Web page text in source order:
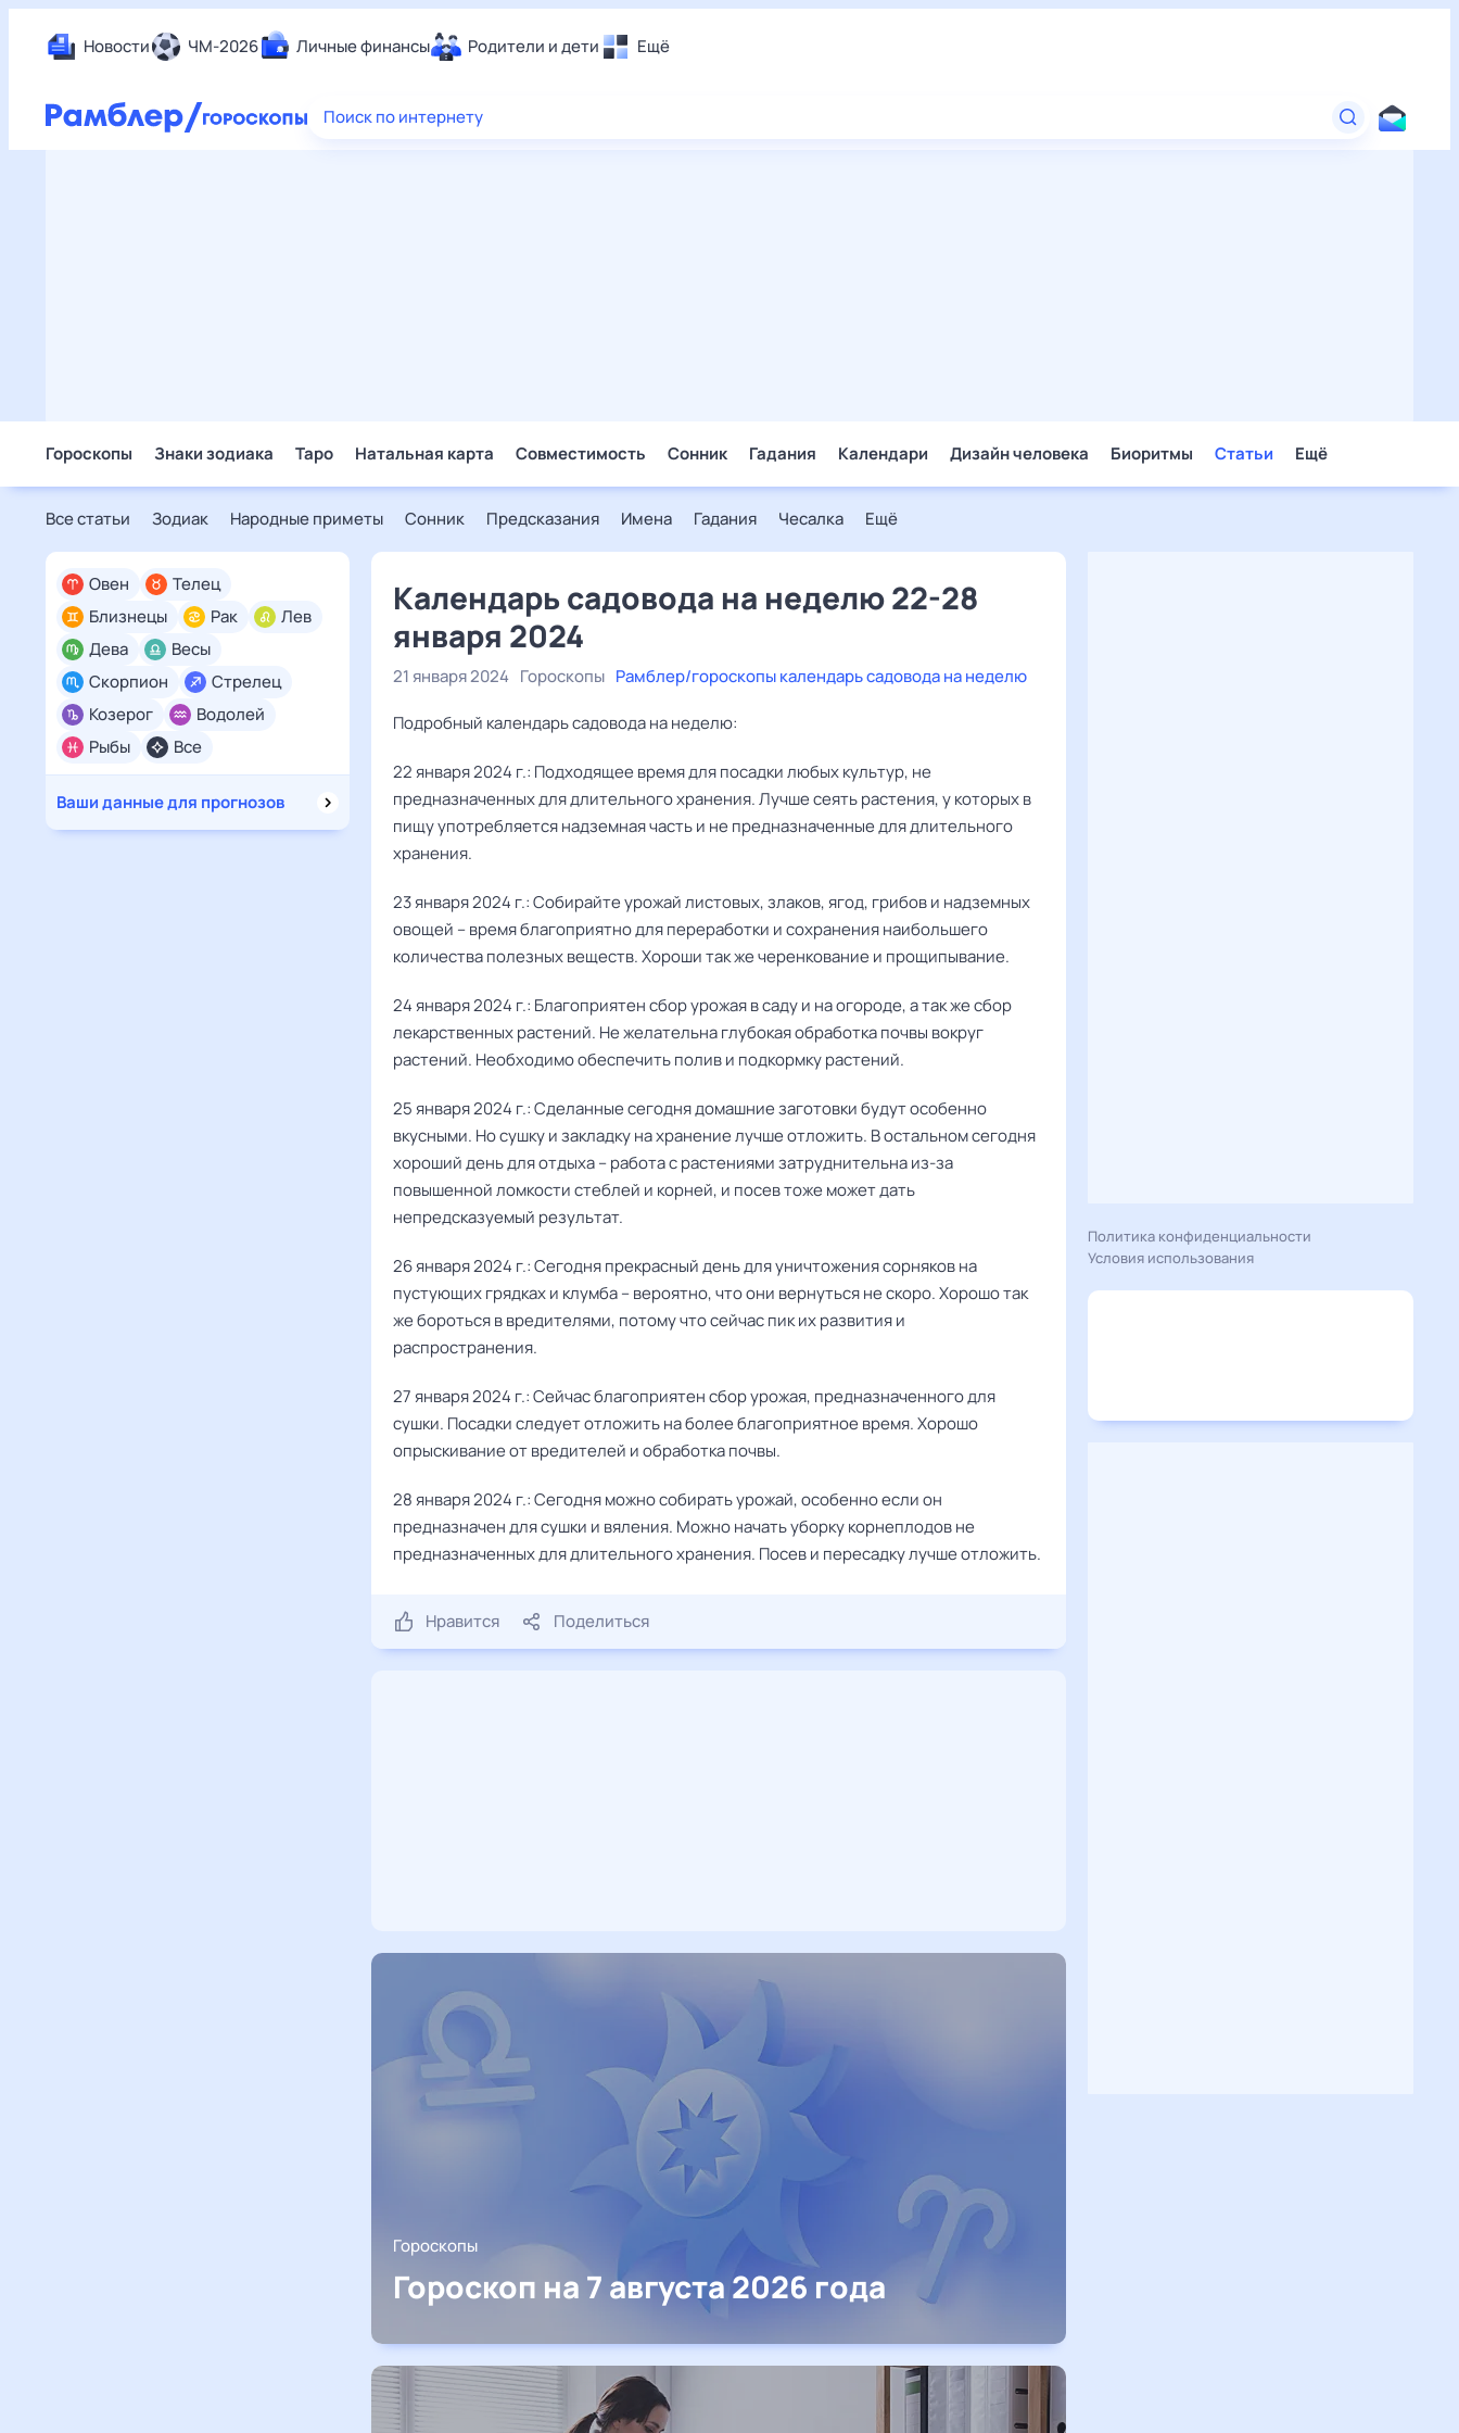
Новости ЧМ-2026 Личные финансы Родители и дети Ещё
Еда
Поиск по интернету
Гороскопы Знаки зодиака Таро Натальная карта Совместимость Сонник Гадания Календари Дизайн человека Биоритмы Статьи Ещё
Все статьи Зодиак Народные приметы Сонник Предсказания Имена Гадания Чесалка Ещё
Все
Овен
Телец
Близнецы
Рак
Лев
Дева
Весы
Скорпион
Стрелец
Козерог
Водолей
Рыбы
Ваши данные для прогнозов
Календарь садовода на неделю 22-28
января 2024
21 января 2024 Гороскопы Рамблер/гороскопы календарь садовода на неделю
Подробный календарь садовода на неделю:
22 января 2024 г.: Подходящее время для посадки любых культур, не
предназначенных для длительного хранения. Лучше сеять растения, у которых в
пищу употребляется надземная часть и не предназначенные для длительного
хранения.
23 января 2024 г.: Собирайте урожай листовых, злаков, ягод, грибов и надземных
овощей – время благоприятно для переработки и сохранения наибольшего
количества полезных веществ. Хороши так же черенкование и прощипывание.
24 января 2024 г.: Благоприятен сбор урожая в саду и на огороде, а так же сбор
лекарственных растений. Не желательна глубокая обработка почвы вокруг
растений. Необходимо обеспечить полив и подкормку растений.
25 января 2024 г.: Сделанные сегодня домашние заготовки будут особенно
вкусными. Но сушку и закладку на хранение лучше отложить. В остальном сегодня
хороший день для отдыха – работа с растениями затруднительна из-за
повышенной ломкости стеблей и корней, и посев тоже может дать
непредсказуемый результат.
26 января 2024 г.: Сегодня прекрасный день для уничтожения сорняков на
пустующих грядках и клумба – вероятно, что они вернуться не скоро. Хорошо так
же бороться в вредителями, потому что сейчас пик их развития и
распространения.
27 января 2024 г.: Сейчас благоприятен сбор урожая, предназначенного для
сушки. Посадки следует отложить на более благоприятное время. Хорошо
опрыскивание от вредителей и обработка почвы.
28 января 2024 г.: Сегодня можно собирать урожай, особенно если он
предназначен для сушки и вяления. Можно начать уборку корнеплодов не
предназначенных для длительного хранения. Посев и пересадку лучше отложить.
Нравится Поделиться
Гороскопы
Гороскоп на 7 августа 2026 года
Политика конфиденциальности
Условия использования